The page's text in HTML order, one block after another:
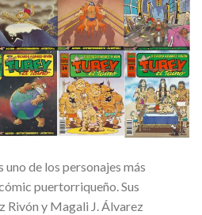
uno de los personajes más
puertorriqueño. Sus
Rivón y Magali J. Álvarez